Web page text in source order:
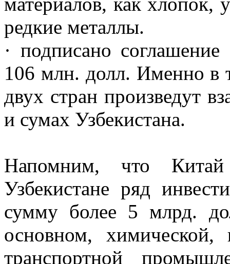
редкие металлы.
· подписано
106 млн. долл. Именно в
двух стран произведут
и сумах Узбекистана.
Напомним, что
Узбекистане ряд
сумму более 5 млрд.
основном, химической,
транспортной